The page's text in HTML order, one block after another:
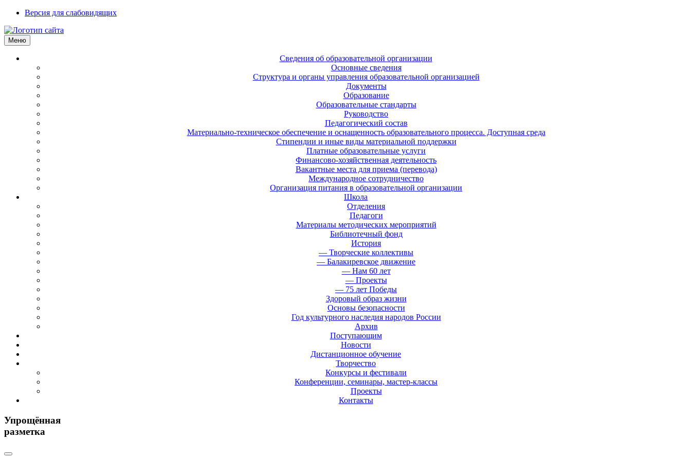
Версия для слабовидящих
Меню
Сведения об образовательной организации
Основные сведения
Структура и органы управления образовательной организацией
Документы
Образование
Образовательные стандарты
Руководство
Педагогический состав
Материально-техническое обеспечение и оснащенность образовательного процесса. Доступная среда
Стипендии и иные виды материальной поддержки
Платные образовательные услуги
Финансово-хозяйственная деятельность
Вакантные места для приема (перевода)
Международное сотрудничество
Организация питания в образовательной организации
Школа
Отделения
Педагоги
Материалы методических мероприятий
Библиотечный фонд
История
— Творческие коллективы
— Балакиревское движение
— Нам 60 лет
— Проекты
— 75 лет Победы
Здоровый образ жизни
Основы безопасности
Год культурного наследия народов России
Архив
Поступающим
Новости
Дистанционное обучение
Творчество
Конкурсы и фестивали
Конференции, семинары, мастер-классы
Проекты
Контакты
Упрощённая
разметка